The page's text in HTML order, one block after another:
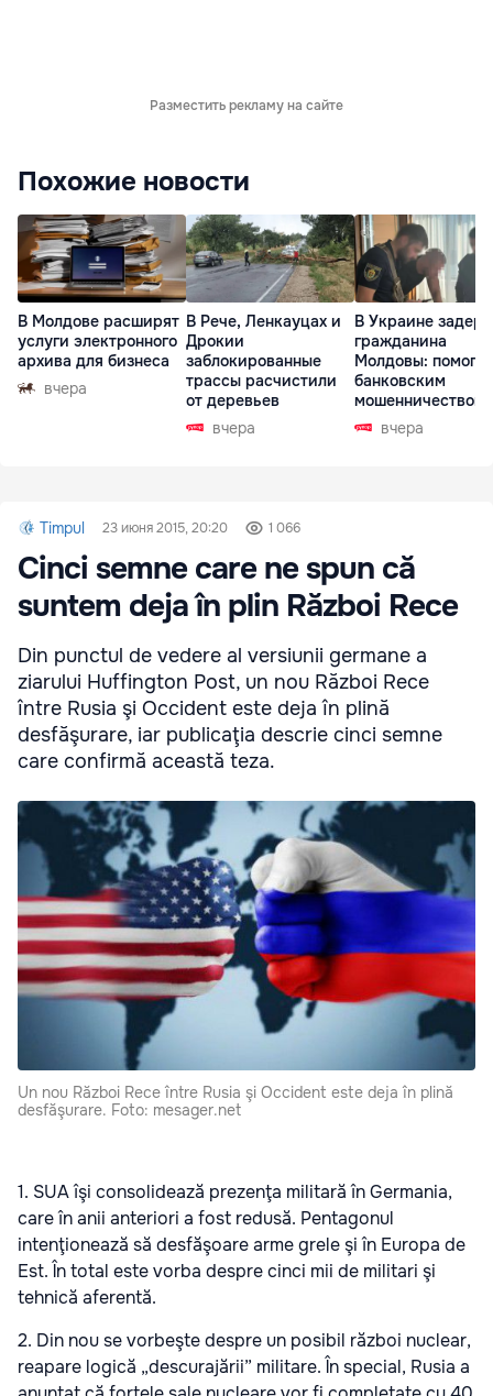
Разместить рекламу на сайте
Похожие новости
В Молдове расширят
услуги электронного
архива для бизнеса
вчера
В Рече, Ленкауцах и
Дрокии
заблокированные
трассы расчистили
от деревьев
вчера
В Украине
гражданина
Молдовы:
банковским
мошенничеством
Чехиивчера
Timpul 23 июня 2015, 20:20 1 066
Cinci semne care ne spun că
suntem deja în plin Război Rece
Din punctul de vedere al versiunii germane a
ziarului Huffington Post, un nou Război Rece
între Rusia şi Occident este deja în plină
desfăşurare, iar publicaţia descrie cinci semne
care confirmă această teza.
Un nou Război Rece între Rusia şi Occident este deja în plină
desfăşurare. Foto: mesager.net
1. SUA îşi consolidează prezenţa militară în Germania,
care în anii anteriori a fost redusă. Pentagonul
intenţionează să desfăşoare arme grele şi în Europa de
Est. În total este vorba despre cinci mii de militari şi
tehnică aferentă.
2. Din nou se vorbeşte despre un posibil război nuclear,
reapare logică „descurajării” militare. În special, Rusia a